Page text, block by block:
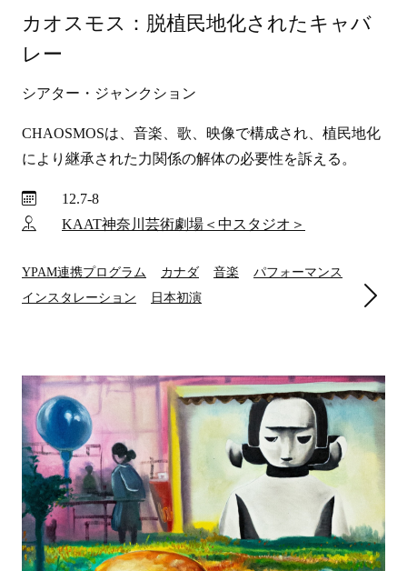
カオスモス：脱植民地化されたキャバ
レー
シアター・ジャンクション
CHAOSMOSは、音楽、歌、映像で構成され、植民地化
により継承された力関係の解体の必要性を訴える。
12.7-8
KAAT神奈川芸術劇場＜中スタジオ＞
YPAM連携プログラム カナダ 音楽
パフォーマンス
インスタレーション
日本初演